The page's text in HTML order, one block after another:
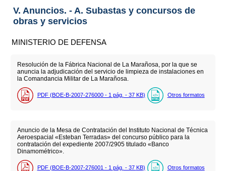
V. Anuncios. - A. Subastas y concursos de
obras y servicios
MINISTERIO DE DEFENSA
Resolución de la Fábrica Nacional de La Marañosa, por la que se
anuncia la adjudicación del servicio de limpieza de instalaciones en
la Comandancia Militar de La Marañosa.
PDF (BOE-B-2007-276000 - 1 pág. - 37 KB) Otros formatos
Anuncio de la Mesa de Contratación del Instituto Nacional de Técnica
Aeroespacial «Esteban Terradas» del concurso público para la
contratación del expediente 2007/2905 titulado «Banco
Dinamométrico».
PDF (BOE-B-2007-276001 - 1 pág. - 37 KB) Otros formatos